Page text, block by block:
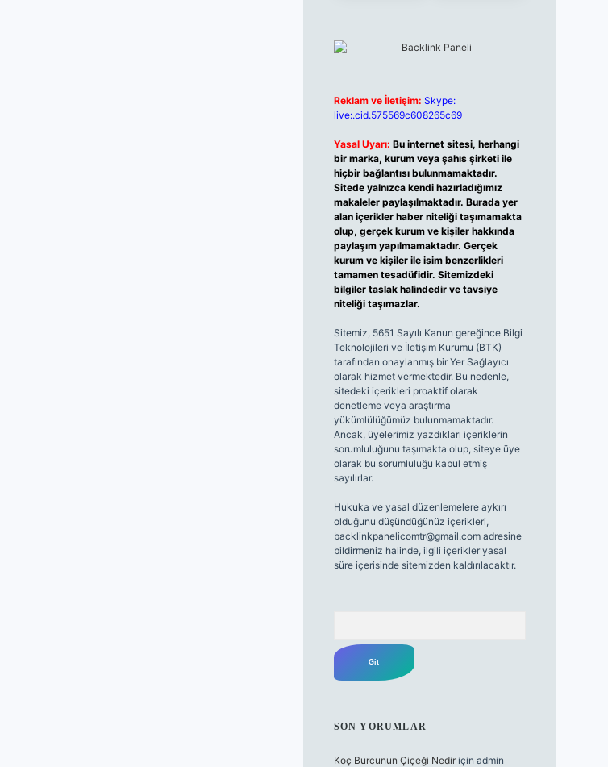
Reklam ve İletişim: Skype:
live:.cid.575569c608265c69
Yasal Uyarı: Bu internet sitesi, herhangi
bir marka, kurum veya şahıs şirketi ile
hiçbir bağlantısı bulunmamaktadır.
Sitede yalnızca kendi hazırladığımız
makaleler paylaşılmaktadır. Burada yer
alan içerikler haber niteliği taşımamakta
olup, gerçek kurum ve kişiler hakkında
paylaşım yapılmamaktadır. Gerçek
kurum ve kişiler ile isim benzerlikleri
tamamen tesadüfidir. Sitemizdeki
bilgiler taslak halindedir ve tavsiye
niteliği taşımazlar.
Sitemiz, 5651 Sayılı Kanun gereğince Bilgi
Teknolojileri ve İletişim Kurumu (BTK)
tarafından onaylanmış bir Yer Sağlayıcı
olarak hizmet vermektedir. Bu nedenle,
sitedeki içerikleri proaktif olarak
denetleme veya araştırma
yükümlülüğümüz bulunmamaktadır.
Ancak, üyelerimiz yazdıkları içeriklerin
sorumluluğunu taşımakta olup, siteye üye
olarak bu sorumluluğu kabul etmiş
sayılırlar.
Hukuka ve yasal düzenlemelere aykırı
olduğunu düşündüğünüz içerikleri,
backlinkpanelicomtr@gmail.comadresine
bildirmeniz halinde, ilgili içerikler yasal
süre içerisinde sitemizden kaldırılacaktır.
SON YORUMLAR
Koç Burcunun Çiçeği Nediriçin admin